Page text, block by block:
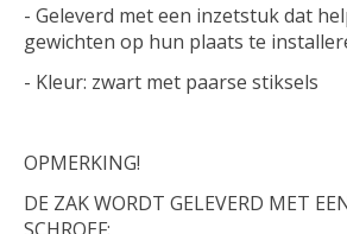
- Geleverd met een inzetstuk dat
gewichten op hun plaats te
- Kleur: zwart met paarse stiksels
OPMERKING!
DE ZAK WORDT GELEVERD MET